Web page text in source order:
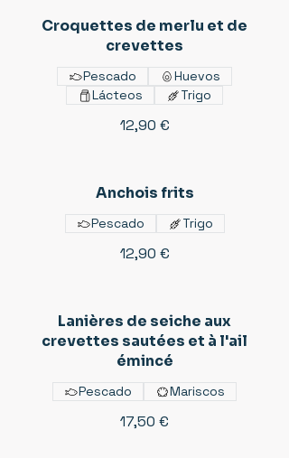
Croquettes de merlu et de
crevettes
12,90 €
Pescado
Huevos
Lácteos
Trigo
Anchois frits
12,90 €
Pescado Trigo
Lanières de seiche aux
crevettes sautées et à l'ail
émincé
17,50 €
Pescado Mariscos